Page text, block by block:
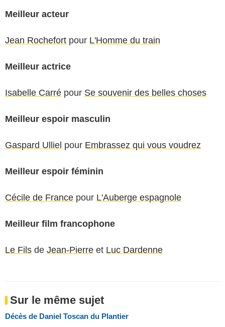
Meilleur acteur
Jean Rochefort pour L'Homme du train
Meilleur actrice
Isabelle Carré pour Se souvenir des belles choses
Meilleur espoir masculin
Gaspard Ulliel pour Embrassez qui vous voudrez
Meilleur espoir féminin
Cécile de France pour L'Auberge espagnole
Meilleur film francophone
Le Fils de Jean-Pierre et Luc Dardenne
Sur le même sujet
Décès de Daniel Toscan du Plantier